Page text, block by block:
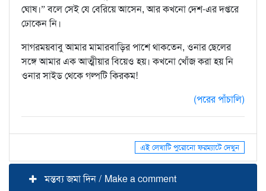
ঘোষ।” বলে সেই যে বেরিয়ে আসেন, আর কখনো দেশ-এর দপ্তরে
ঢোকেন নি।
সাগরময়বাবু আমার মামারবাড়ির পাশে থাকতেন, ওনার ছেলের
সঙ্গে আমার এক আত্মীয়ার বিয়েও হয়। কখনো খোঁজ করা হয় নি
ওনার সাইড থেকে গল্পটি কিরকম!
(পরের পাঁচালি)
এই লেখাটি পুরোনো ফরম্যাটে দেখুন
মন্তব্য জমা দিন / Make a comment